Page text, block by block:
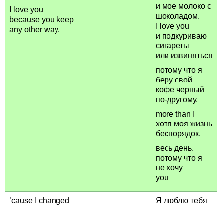
I love you
because you keep
any other way.
и мое молоко с
шоколадом.
I love you
и подкуриваю
сигареты
или извиняться
потому что я
беру свой
кофе черный
по-другому.
more than I
хотя моя жизнь
беспорядок.
весь день.
потому что я
не хочу
you
’cause I changed
Я люблю тебя